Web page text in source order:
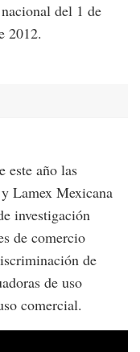
del 1 de
2012.
este año las
Lamex Mexicana
investigación
de comercio
de
de uso
comercial.